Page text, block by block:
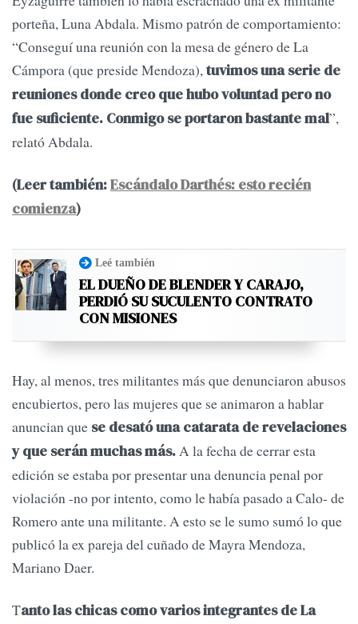
porteña, Luna Abdala. Mismo patrón de comportamiento:
“Conseguí una reunión con la mesa de género de La
Cámpora (que preside Mendoza),tuvimos una serie de
reuniones donde creo que hubo voluntad pero no
fue suficiente. Conmigo se portaron bastante mal”,
relató Abdala.
(Leer también:Escándalo Darthés: esto recién
comienza)
Leé también
EL DUEÑO DE BLENDER Y CARAJO,
PERDIÓ SU SUCULENTO CONTRATO
CON MISIONES
Hay, al menos, tres militantes más que denunciaron abusos
encubiertos, pero las mujeres que se animaron a hablar
anuncian que se desató una catarata de revelaciones
y que serán muchas más. A la fecha de cerrar esta
edición se estaba por presentar una denuncia penal por
violación -no por intento, como le había pasado a Calo- de
Romero ante una militante. A esto se le sumo sumó lo que
publicó la ex pareja del cuñado de Mayra Mendoza,
Mariano Daer.
Tanto las chicas como varios integrantes de La